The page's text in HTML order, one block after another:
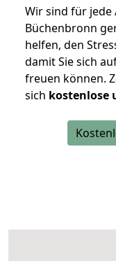
Wir sind für jede
Büchenbronn
helfen, den
damit Sie sich
freuen können.
sich kostenlose